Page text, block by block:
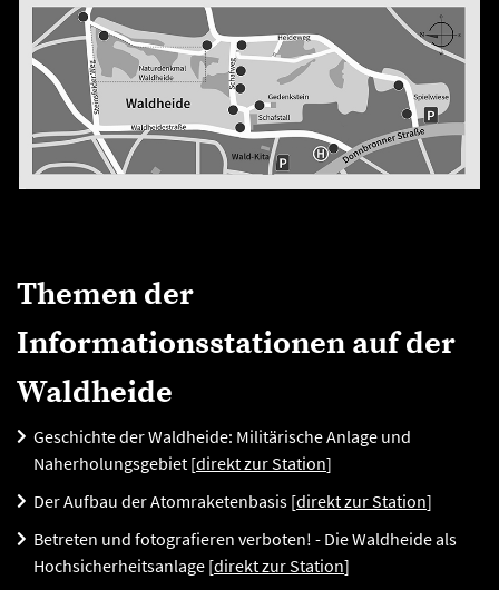
Themen der
Informationsstationen auf der
Waldheide
Geschichte der Waldheide: Militärische Anlage und
Naherholungsgebiet [direkt zur Station]
Der Aufbau der Atomraketenbasis [direkt zur Station]
Betreten und fotografieren verboten! - Die Waldheide als
Hochsicherheitsanlage [direkt zur Station]